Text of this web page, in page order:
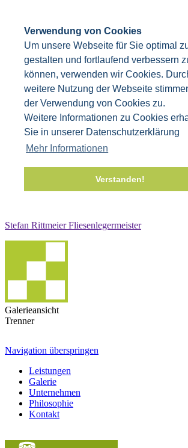
Verwendung von Cookies
Um unsere Webseite für Sie optimal
gestalten und fortlaufend verbessern
können, verwenden wir Cookies.
weitere Nutzung der Webseite
der Verwendung von Cookies zu.
Weitere Informationen zu Cookies
Sie in unserer Datenschutzerklärung
Mehr Informationen
Verstanden!
Stefan Rittmeier Fliesenlegermeister
Galerieansicht
Trenner
Navigation überspringen
Leistungen
Galerie
Unternehmen
Philosophie
Kontakt